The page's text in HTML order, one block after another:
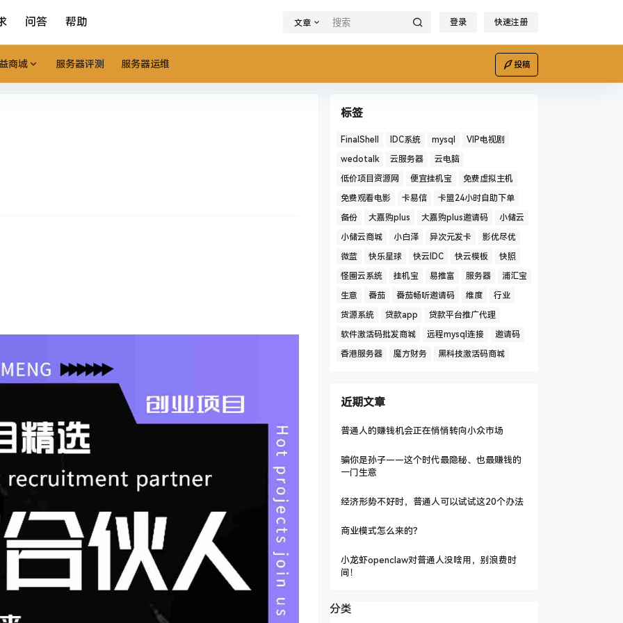
问答 帮助 文章 登录 快速注册
商城 服务器评测 服务器运维 投稿
标签
FinalShell IDC系统 mysql
VIP电视剧
wedotalk
云服务器
云电脑
低价项目资源网
便宜挂机宝
免费虚拟主机
免费观看电影
卡易信
卡盟24小时自助下单
备份
大嘉购plus 大嘉购plus邀请码
小储云
小储云商城
小白泽 异次元发卡
影优尽优
微蓝
快乐星球 快云IDC 快云模板
快照
怪圈云系统
挂机宝 易推富 服务器
浦汇宝
生意
番茄 番茄畅听邀请码 维度
行业
货源系统
贷款app
贷款平台推广代理
软件激活码批发商城
远程mysql连接
邀请码
香港服务器
魔方财务 黑科技激活码商城
近期文章
普通人的赚钱机会正在悄悄转向小众市场
骗你是孙子——这个时代最隐秘、也最赚钱的
一门生意
经济形势不好时，普通人可以试试这20个办法
商业模式怎么来的？
小龙虾openclaw对普通人没啥用，别浪费时
间！
分类